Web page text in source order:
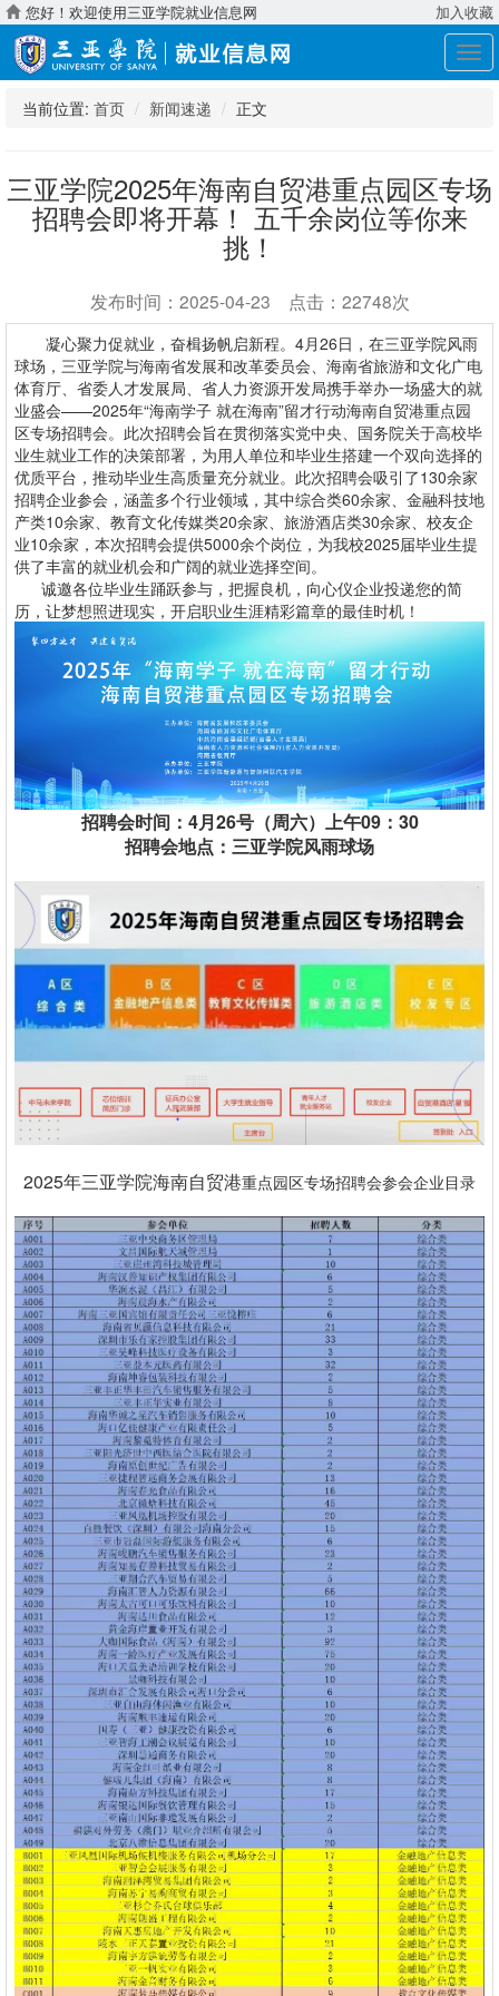
您好！欢迎使用三亚学院就业信息网 加入收藏
展
开
当前位置: 首页 新闻速递 正文
三亚学院2025年海南自贸港重点园区专场
招聘会即将开幕！ 五千余岗位等你来
挑！
发布时间：2025-04-23 点击：22748次
凝心聚力促就业，奋楫扬帆启新程。4月26日，在三亚学院风雨
球场，三亚学院与海南省发展和改革委员会、海南省旅游和文化广电
体育厅、省委人才发展局、省人力资源开发局携手举办一场盛大的就
业盛会——2025年“海南学子 就在海南”留才行动海南自贸港重点园
区专场招聘会。此次招聘会旨在贯彻落实党中央、国务院关于高校毕
业生就业工作的决策部署，为用人单位和毕业生搭建一个双向选择的
优质平台，推动毕业生高质量充分就业。此次招聘会吸引了130余家
招聘企业参会，涵盖多个行业领域，其中综合类60余家、金融科技地
产类10余家、教育文化传媒类20余家、旅游酒店类30余家、校友企
业10余家，本次招聘会提供5000余个岗位，为我校2025届毕业生提
供了丰富的就业机会和广阔的就业选择空间。
诚邀各位毕业生踊跃参与，把握良机，向心仪企业投递您的简
历，让梦想照进现实，开启职业生涯精彩篇章的最佳时机！
招聘会时间：4月26号（周六）上午09：30
招聘会地点：三亚学院风雨球场
2025年三亚学院海南自贸港重点园区专场招聘会参会企业目录